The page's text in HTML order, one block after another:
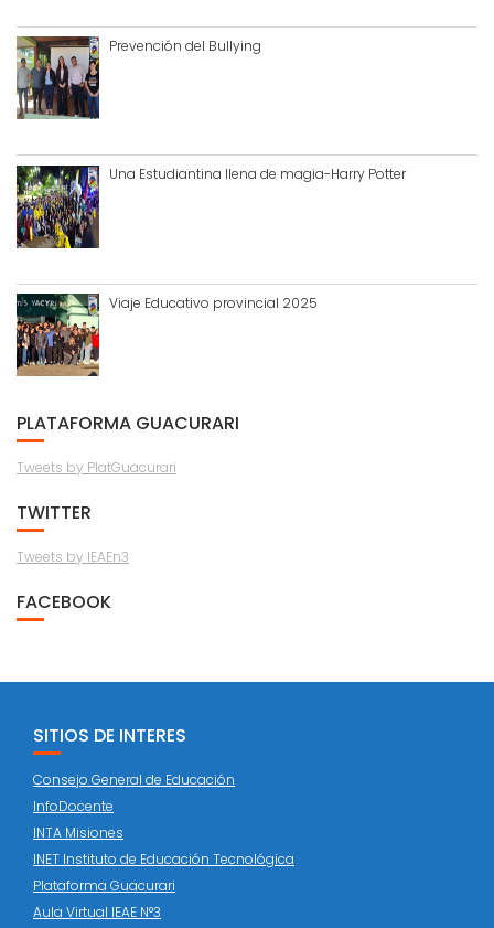
Prevención del Bullying
Una Estudiantina llena de magia-Harry Potter
Viaje Educativo provincial 2025
PLATAFORMA GUACURARI
Tweets by PlatGuacurari
TWITTER
Tweets by IEAEn3
FACEBOOK
SITIOS DE INTERES
Consejo General de Educación
InfoDocente
INTA Misiones
INET Instituto de Educación Tecnológica
Plataforma Guacurari
Aula Virtual IEAE N°3